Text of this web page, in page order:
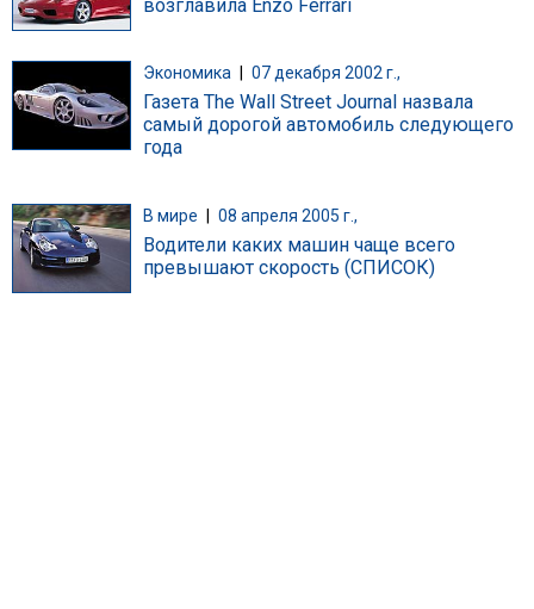
возглавила Enzo Ferrari
Экономика 07 декабря 2002 г.,
Газета The Wall Street Journal назвала
самый дорогой автомобиль следующего
года
В мире | 08 апреля 2005 г.,
Водители каких машин чаще всего
превышают скорость (СПИСОК)